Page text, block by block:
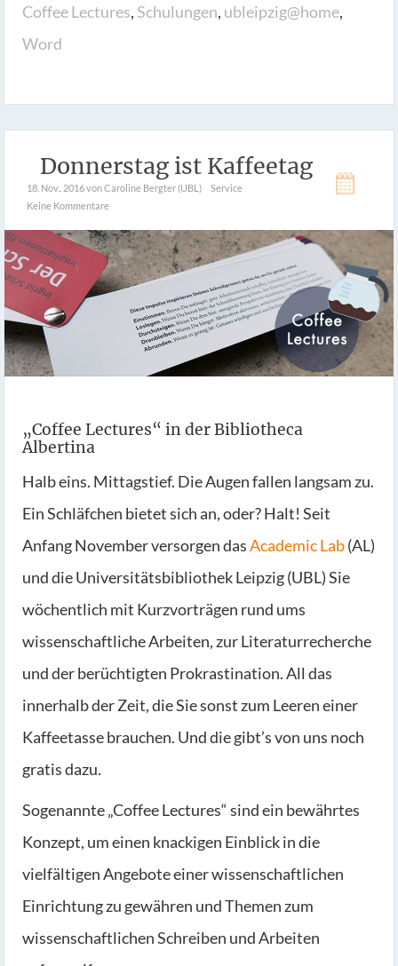
Coffee Lectures, Schulungen, ubleipzig@home,
Word
Donnerstag ist Kaffeetag
18. Nov.. 2016von Caroline Bergter (UBL)
Service
Keine Kommentare
„Coffee Lectures“ in der Bibliotheca
Albertina
Halb eins. Mittagstief. Die Augen fallen langsam zu.
Ein Schläfchen bietet sich an, oder? Halt! Seit
Anfang November versorgen dasAcademic Lab(AL)
und die Universitätsbibliothek Leipzig (UBL) Sie
wöchentlich mit Kurzvorträgen rund ums
wissenschaftliche Arbeiten, zur Literaturrecherche
und der berüchtigten Prokrastination. All das
innerhalb der Zeit, die Sie sonst zum Leeren einer
Kaffeetasse brauchen. Und die gibt’s von uns noch
gratis dazu.
Sogenannte „Coffee Lectures“ sind ein bewährtes
Konzept, um einen knackigen Einblick in die
vielfältigen Angebote einer wissenschaftlichen
Einrichtung zu gewähren und Themen zum
wissenschaftlichen Schreiben und Arbeiten